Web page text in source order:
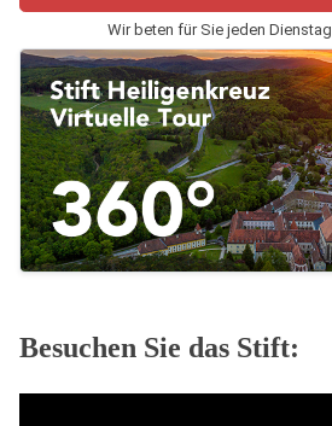
Wir beten für Sie jeden Dienstag
Besuchen Sie das Stift: